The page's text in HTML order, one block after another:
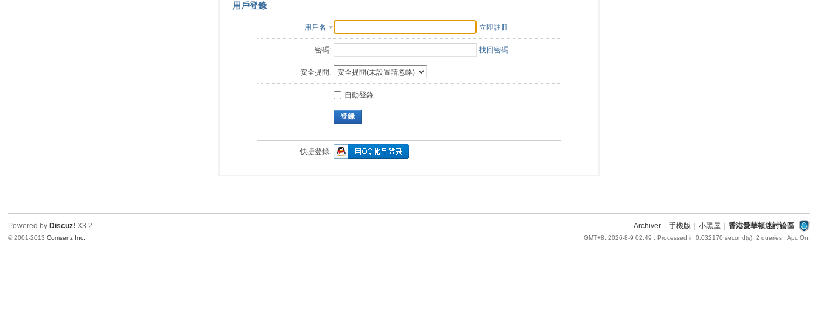
用戶登錄
用戶名 立即註冊
密碼: 找回密碼
安全提問:
自動登錄
登錄
快捷登錄:
Archiver 手機版 小黑屋 香港愛華頓迷討論區
GMT+8, 2026-8-9 02:49 , Processed in 0.032170 second(s), 2 queries , Apc On.
Powered by Discuz! X3.2
© 2001-2013Comsenz Inc.